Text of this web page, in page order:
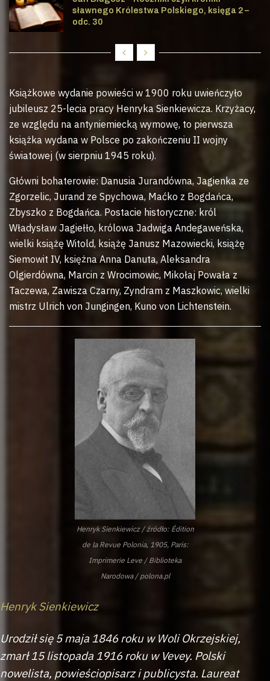
sławnego Królestwa Polskiego, księga 2 –
odc. 30
Książkowe wydanie powieści w 1900 roku uwieńczyło
jubileusz 25-lecia pracy Henryka Sienkiewicza. Krzyżacy,
ze względu na antyniemiecką wymowę, to pierwsza
książka wydana w Polsce po zakończeniu II wojny
światowej (w sierpniu 1945 roku).
Główni bohaterowie: Danusia Jurandówna, Jagienka ze
Zgorzelic, Jurand ze Spychowa, Maćko z Bogdańca,
Zbyszko z Bogdańca. Postacie historyczne: król
Władysław Jagiełło, królowa Jadwiga Andegaweńska,
wielki książę Witold, książę Janusz Mazowiecki, książę
Siemowit IV, księżna Anna Danuta, Aleksandra
Olgierdówna, Marcin z Wrocimowic, Mikołaj Powała z
Taczewa, Zawisza Czarny, Zyndram z Maszkowic, wielki
mistrz Ulrich von Jungingen, Kuno von Lichtenstein.
Henryk Sienkiewicz / źródło: Édition
de la Revue Polonia, 1905, Paris:
Imprimerie Leve / Biblioteka
Narodowa / polona.pl
Henryk Sienkiewicz
Urodził się 5 maja 1846 roku w Woli Okrzejskiej,
zmarł 15 listopada 1916 roku w Vevey. Polski
nowelista, powieściopisarz i publicysta. Laureat